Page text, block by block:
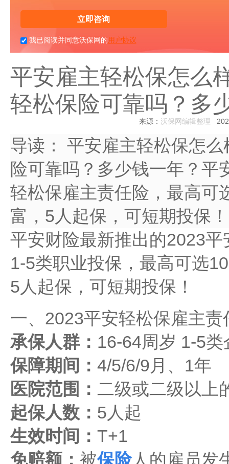
立即咨询
我已阅读并同意沃保网的 用户协议
平安雇主轻松保怎么
轻松保险可靠吗？多
来源： 沃保网编辑整理
导读：
平安雇主轻松保怎
险可靠吗？多少钱一年？平
轻松保雇主责任险，最高可
富，5人起保，可短期投保！
平安财险最新推出的2023
1-5类职业投保，最高可选
5人起保，可短期投保！
一、2023平安轻松保雇主
承保人群： 16-64周岁 1-5类
保障期间： 4/5/6/9月、1年
医院范围： 二级或二级以上
起保人数： 5人起
生效时间： T+1
免赔额： 被保险人的雇员发